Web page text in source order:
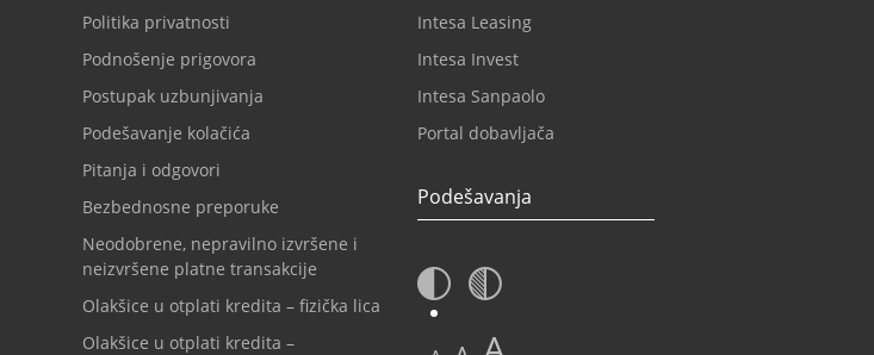
Politika privatnosti
Podnošenje prigovora
Postupak uzbunjivanja
Podešavanje kolačića
Pitanja i odgovori
Bezbednosne preporuke
Neodobrene, nepravilno izvršene i
neizvršene platne transakcije
Olakšice u otplati kredita – fizička lica
Olakšice u otplati kredita –
Intesa Leasing
Intesa Invest
Intesa Sanpaolo
Portal dobavljača
Podešavanja